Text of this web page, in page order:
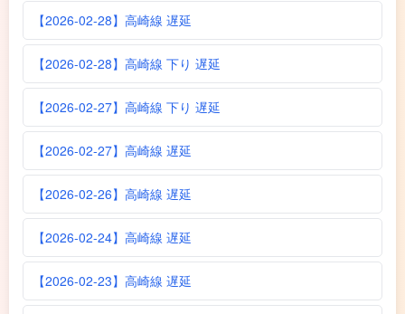
【2026-02-28】高崎線 遅延
【2026-02-28】高崎線 下り 遅延
【2026-02-27】高崎線 下り 遅延
【2026-02-27】高崎線 遅延
【2026-02-26】高崎線 遅延
【2026-02-24】高崎線 遅延
【2026-02-23】高崎線 遅延